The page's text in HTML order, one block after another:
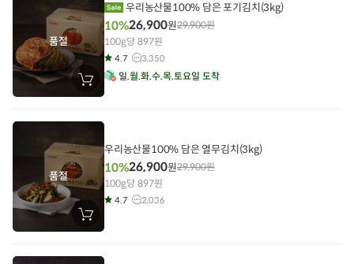
기
품절
장
에
기
우리농산물100% 담은 포기김치(3kg)
10%26,900원29,900원
100g당 897원
4.7 3,350
일 월 화 수 목 토요일 도착
품절
장
에
우리농산물100% 담은 열무김치(3kg)
10%26,900원29,900원
100g당 897원
4.7 2,036